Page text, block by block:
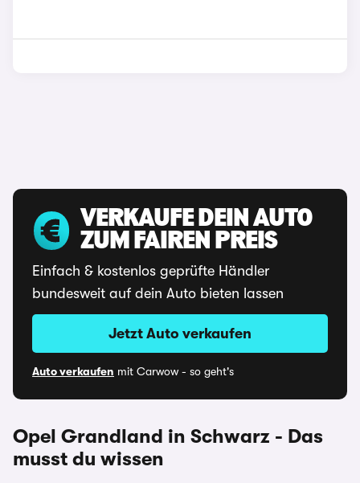
VERKAUFE DEIN AUTO
ZUM FAIREN PREIS
Einfach & kostenlos geprüfte Händler
bundesweit auf dein Auto bieten lassen
Jetzt Auto verkaufen
Auto verkaufen mit Carwow - so geht's
Opel Grandland in Schwarz - Das
musst du wissen